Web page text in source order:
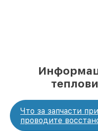
Что за запчасти
проводите